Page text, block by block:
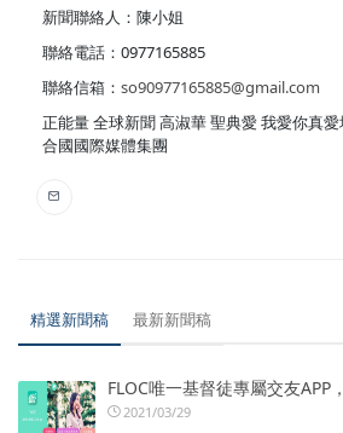
新聞聯絡人：陳小姐
聯絡電話：0977165885
聯絡信箱： so90977165885@gmail.com
正能量 全球新聞 高淑華 聖典愛 我愛你真
合國國際媒體集團
精選新聞稿 最新新聞稿
FLOC唯一基督徒專屬交友APP
2021/03/29